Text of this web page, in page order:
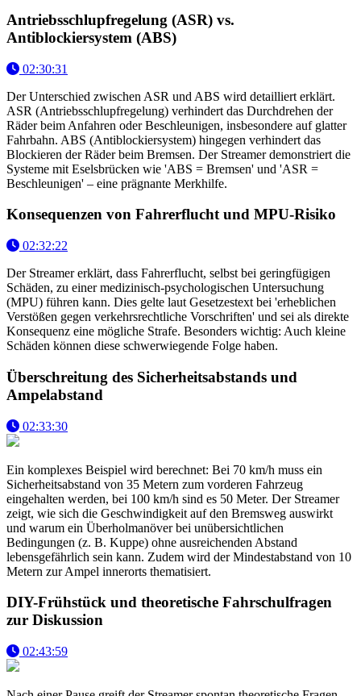
Antriebsschlupfregelung (ASR) vs.
Antiblockiersystem (ABS)
02:30:31
Der Unterschied zwischen ASR und ABS wird detailliert erklärt.
ASR (Antriebsschlupfregelung) verhindert das Durchdrehen der
Räder beim Anfahren oder Beschleunigen, insbesondere auf glatter
Fahrbahn. ABS (Antiblockiersystem) hingegen verhindert das
Blockieren der Räder beim Bremsen. Der Streamer demonstriert die
Systeme mit Eselsbrücken wie 'ABS = Bremsen' und 'ASR =
Beschleunigen' – eine prägnante Merkhilfe.
Konsequenzen von Fahrerflucht und MPU-Risiko
02:32:22
Der Streamer erklärt, dass Fahrerflucht, selbst bei geringfügigen
Schäden, zu einer medizinisch-psychologischen Untersuchung
(MPU) führen kann. Dies gelte laut Gesetzestext bei 'erheblichen
Verstößen gegen verkehrsrechtliche Vorschriften' und sei als direkte
Konsequenz eine mögliche Strafe. Besonders wichtig: Auch kleine
Schäden können diese schwerwiegende Folge haben.
Überschreitung des Sicherheitsabstands und
Ampelabstand
02:33:30
Ein komplexes Beispiel wird berechnet: Bei 70 km/h muss ein
Sicherheitsabstand von 35 Metern zum vorderen Fahrzeug
eingehalten werden, bei 100 km/h sind es 50 Meter. Der Streamer
zeigt, wie sich die Geschwindigkeit auf den Bremsweg auswirkt
und warum ein Überholmanöver bei unübersichtlichen
Bedingungen (z. B. Kuppe) ohne ausreichenden Abstand
lebensgefährlich sein kann. Zudem wird der Mindestabstand von 10
Metern zur Ampel innerorts thematisiert.
DIY-Frühstück und theoretische Fahrschulfragen
zur Diskussion
02:43:59